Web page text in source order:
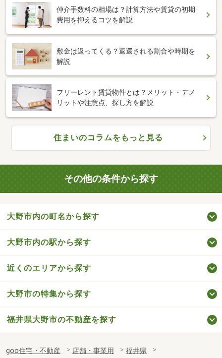
仲介手数料の相場は？計算方法や賃貸の初期
費用を抑えるコツを解説
敷金は返ってくる？返還される割合や時期を
解説
フリーレント賃貸物件とは？メリット・デメ
リットや注意点、探し方を解説
住まいのコラムをもっと見る
その他の条件から探す
大野市内の町名から探す
大野市内の駅から探す
近くのエリアから探す
大野市の特集から探す
福井県大野市の不動産を探す
goo住宅・不動産 店舗・事業用
福井県